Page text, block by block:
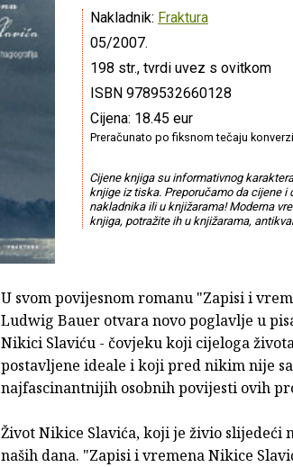
Nakladnik: Fraktura
05/2007.
198 str., tvrdi uvez s ovitkom
ISBN 9789532660128
Cijena: 18.45 eur
Preračunato po fiksnom tečaju
Cijene knjiga su informativnog
knjige iz tiska. Preporučamo da cijene
nakladnika ili u knjižarama! Moderna
knjiga, potražite ih u knjižarama,
U svom povijesnom romanu "Zapisi i
Ludwig Bauer otvara novo poglavlje u
Nikici Slaviću - čovjeku koji cijeloga
postavljene ideale i koji pred nikim nije
najfascinantnijih osobnih povijesti ovih
Život Nikice Slavića, koji je živio slijedeći
naših dana. "Zapisi i vremena Nikice